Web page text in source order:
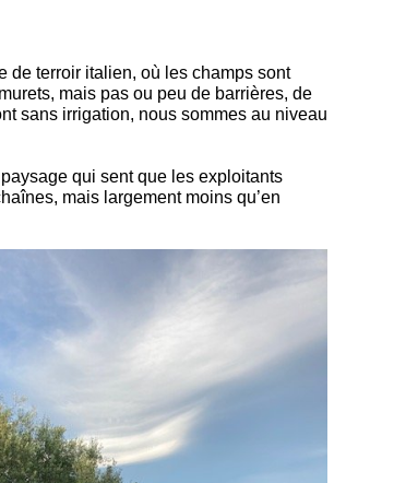
de terroir italien, où les champs sont
mais pas ou peu de barrières, de
sans irrigation, nous sommes au niveau
qui sent que les exploitants
mais largement moins qu’en